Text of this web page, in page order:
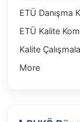
ETÜ Danışma
ETÜ Kalite
Kalite
More